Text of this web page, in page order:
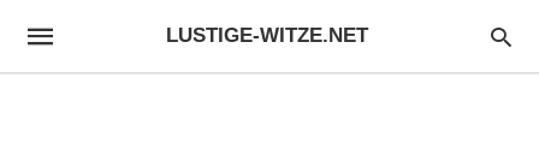
LUSTIGE-WITZE.NET